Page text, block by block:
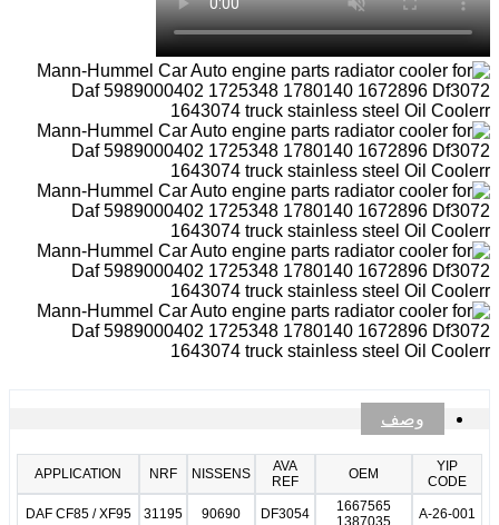
وصف
YIP
CODE
OEM
AVA
REF
NISSENS
NRF
APPLICATION
A-26-001
1667565
1387035
DF3054
90690
31195
DAF CF85 / XF95